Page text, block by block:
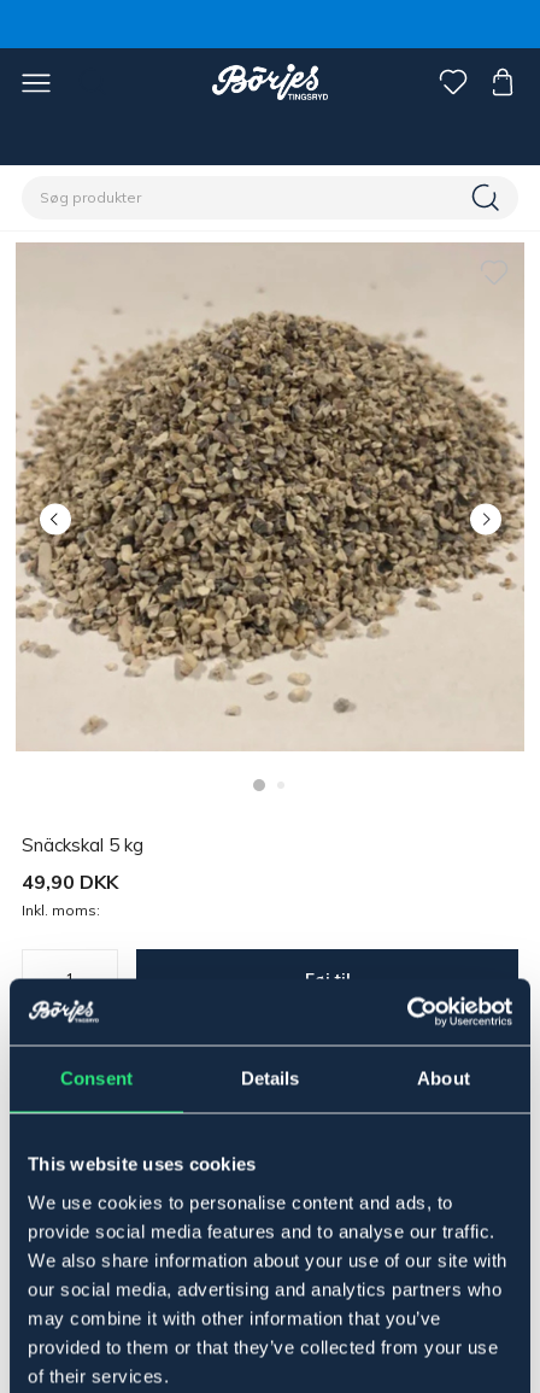
Consent Details About
This website uses cookies
We use cookies to personalise content and ads, to
provide social media features and to analyse our traffic.
We also share information about your use of our site with
our social media, advertising and analytics partners who
may combine it with other information that you’ve
provided to them or that they’ve collected from your use
of their services.
Snäckskal 5 kg
49,90 DKK
Inkl. moms:
Føj til
På lager Se lager i butikken
Krossat musselskal är ett mycket bra komplement för
dina små höns.
Dessa musselskal är extra krossade och därför ganska
fina i strukturen, vilket gör att de passar för mindre
Tillskottet kan ges för att tillföra ett extra kalciumtillskott
och kan bidra till ökad kvalitet på skalet för nylagda
ägg. Skalen bidrar samtidigt till att stärka kråsets
funktion och bidrar därmed till bättre matsmältning.